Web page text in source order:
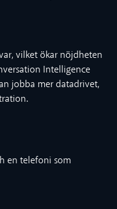
vilket ökar nöjdheten
Intelligence
jobba mer datadrivet,
en telefoni som